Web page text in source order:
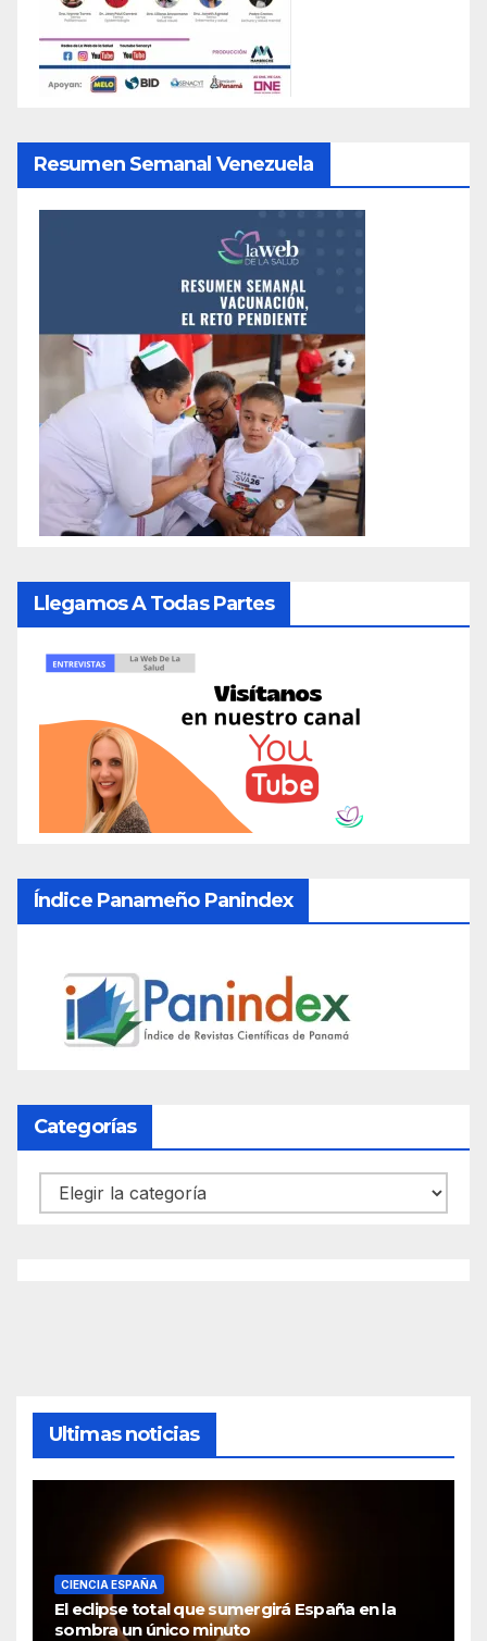
Resumen Semanal Venezuela
Llegamos A Todas Partes
Índice Panameño Panindex
Categorías
Categorías
Ultimas noticias
CIENCIA ESPAÑA
El eclipse total que sumergirá España en la
sombra un único minuto